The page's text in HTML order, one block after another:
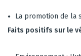
La promotion de la
Faits positifs sur le